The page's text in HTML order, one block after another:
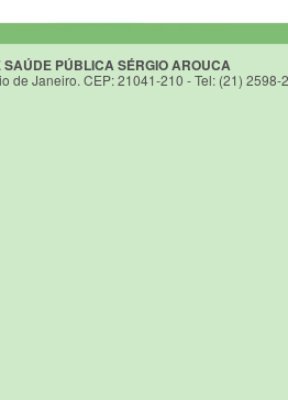
PÚBLICA SÉRGIO AROUCA
de Janeiro. CEP: 21041-210 - Tel: (21) 2598-